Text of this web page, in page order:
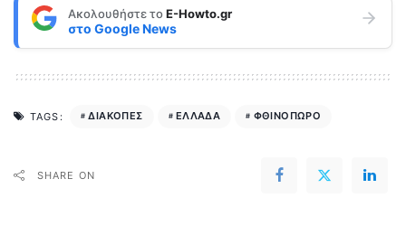
Ακολουθήστε τοE-Howto.gr
στο Google News
TAGS: ΔΙΑΚΟΠΕΣ ΕΛΛΑΔΑ ΦΘΙΝΟΠΩΡΟ
SHARE ON